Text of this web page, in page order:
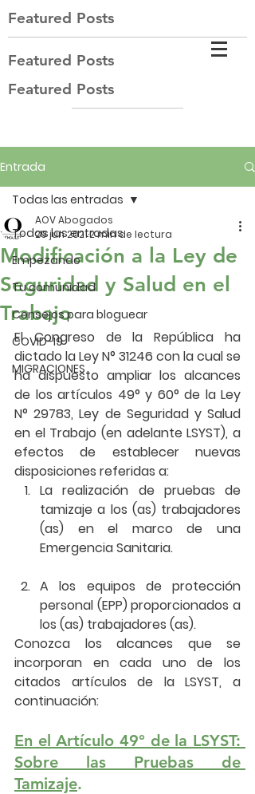
Featured Posts
Featured Posts
Featured Posts
Entrada
Todas las entradas
Empezando
Tu comunidad
Consejos para bloguear
COVID-19
MIGRACIONES
Todas las entradas
Modificación a la Ley de
Seguridad y Salud en el
Trabajo
AOV Abogados
29 jun 20212 min de lectura
El Congreso de la República ha
dictado la Ley N° 31246 con la cual se
ha dispuesto ampliar los alcances
de los artículos 49° y 60° de la Ley
N° 29783, Ley de Seguridad y Salud
en el Trabajo (en adelante LSYST), a
efectos de establecer nuevas
disposiciones referidas a:
La realización de pruebas de
tamizaje a los (as) trabajadores
(as) en el marco de una
Emergencia Sanitaria.
A los equipos de protección
personal (EPP) proporcionados a
los (as) trabajadores (as).
Conozca los alcances que se
incorporan en cada uno de los
citados artículos de la LSYST, a
continuación:
En el Artículo 49° de la LSYST:
Sobre las Pruebas de
Tamizaje.